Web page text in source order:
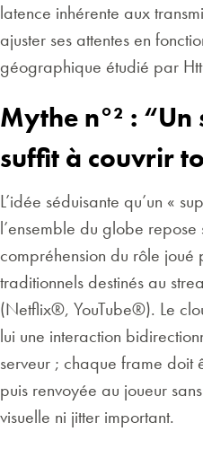
latence inhérente aux
ajuster ses attentes en
géographique étudié par
Mythe n°² :
suffit à couvrir
L’idée séduisante qu’un «
l’ensemble du globe repose
compréhension du rôle
traditionnels destinés au
(Netflix®, YouTube®). Le
lui une interaction
serveur ; chaque frame doit
puis renvoyée au joueur
visuelle ni jitter important.